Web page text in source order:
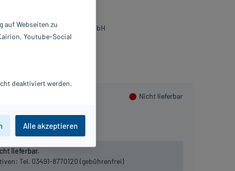
Nicht lieferbar
360 St
lieferbar.
Tel. 03491-8770120 (gebührenfrei)
SANAVITA Pharmaceuticals GmbH
auf Webseiten zu
Youtube-Social
deaktiviert werden.
Alle akzeptieren